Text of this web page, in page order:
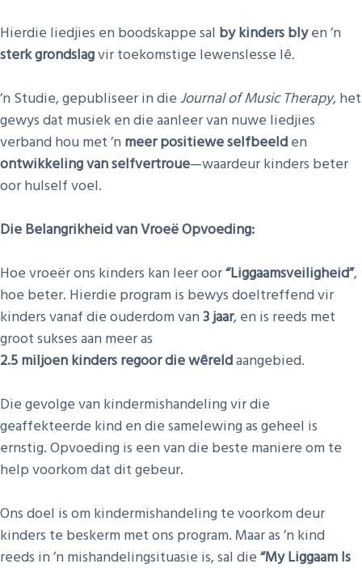
Hierdie liedjies en boodskappe sal by kinders blyen ’n
sterk grondslagvir toekomstige lewenslesse lê.
’n Studie, gepubliseer in die Journal of Music Therapy, het
gewys dat musiek en die aanleer van nuwe liedjies
verband hou met ’n meer positiewe selfbeeld en
ontwikkeling van selfvertroue—waardeur kinders beter
oor hulself voel.
Die Belangrikheid van Vroeë Opvoeding:
Hoe vroeër ons kinders kan leer oor“Liggaamsveiligheid”,
hoe beter. Hierdie program is bewys doeltreffend vir
kinders vanaf die ouderdom van3 jaar, en is reeds met
groot sukses aan meer as
2.5 miljoen kinders regoor die wêreldaangebied.
Die gevolge van kindermishandeling vir die
geaffekteerde kind en die samelewing as geheel is
ernstig. Opvoeding is een van die beste maniere om te
help voorkom dat dit gebeur.
Ons doel is om kindermishandeling te voorkom deur
kinders te beskerm met ons program. Maar as ’n kind
reeds in ’n mishandelingsituasie is, sal die “My Liggaam Is